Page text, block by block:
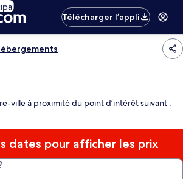
Télécharger l’appli
ville à proximité du point d’intérêt suivant :
dates pour afficher les prix